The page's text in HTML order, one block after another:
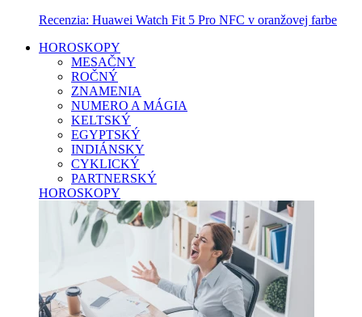
Recenzia: Huawei Watch Fit 5 Pro NFC v oranžovej farbe
HOROSKOPY
MESAČNY
ROČNÝ
ZNAMENIA
NUMERO A MÁGIA
KELTSKÝ
EGYPTSKÝ
INDIÁNSKY
CYKLICKÝ
PARTNERSKÝ
HOROSKOPY